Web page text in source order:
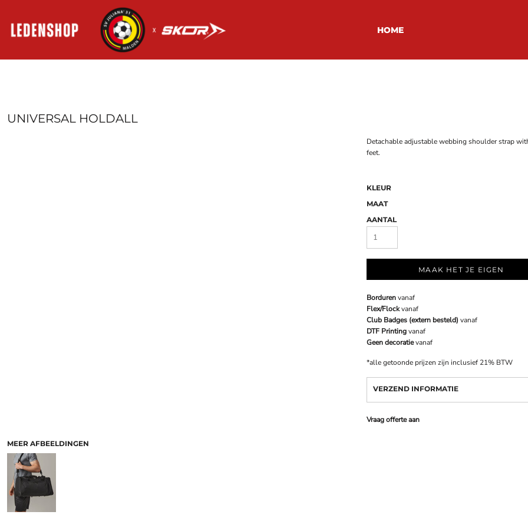
HOME
UNIVERSAL HOLDALL
MEER AFBEELDINGEN
Detachable adjustable webbing shoulder strap
feet.
KLEUR
MAAT
AANTAL
MAAK HET JE EIGEN
Bordurenvanaf
Flex/Flockvanaf
Club Badges (extern besteld) vanaf
DTF Printingvanaf
Geen decoratievanaf
*alle getoonde prijzen zijn inclusief 21% BTW
VERZEND INFORMATIE
Vraag offerte aan
REGISTREER